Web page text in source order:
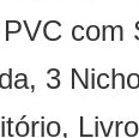
com
3